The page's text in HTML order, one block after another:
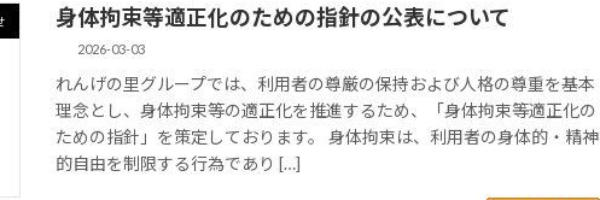
身体拘束等適正化のための指針の公表について
2026-03-03
れんげの里グループでは、利用者の尊厳の保持および人格の尊重を基本
理念とし、身体拘束等の適正化を推進するため、「身体拘束等適正化の
ための指針」を策定しております。 身体拘束は、利用者の身体的・精神
的自由を制限する行為であり […]